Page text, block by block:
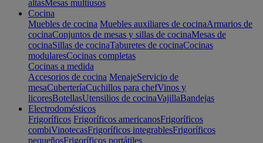
altasMesas multiusos
Cocina
Muebles de cocina Muebles auxiliares de cocinaArmarios de
cocinaConjuntos de mesas y sillas de cocinaMesas de
cocinaSillas de cocinaTaburetes de cocinaCocinas
modularesCocinas completas
Cocinas a medida
Accesorios de cocina MenajeServicio de
mesaCuberteríaCuchillos para chefVinos y
licoresBotellasUtensilios de cocinaVajillaBandejas
Electrodomésticos
Frigoríficos Frigoríficos americanosFrigoríficos
combiVinotecasFrigoríficos integrablesFrigoríficos
pequeñosFrigoríficos portátiles